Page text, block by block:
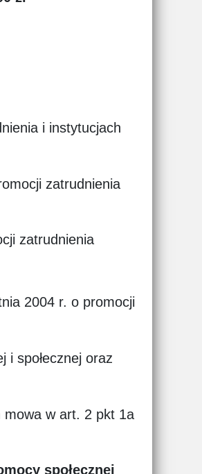
i instytucjach
zatrudnienia
zatrudnienia
2004 r. o promocji
i społecznej oraz
mowa w art. 2 pkt 1a
społecznej